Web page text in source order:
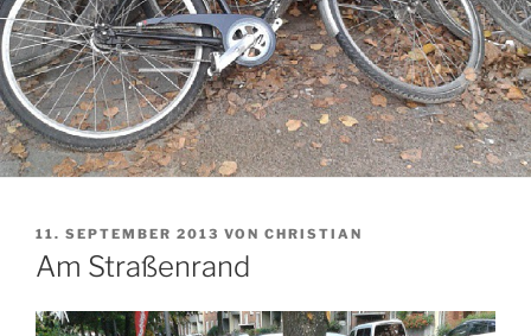
VERÖFFENTLICHT
AM
11. SEPTEMBER 2013 VON CHRISTIAN
Am Straßenrand